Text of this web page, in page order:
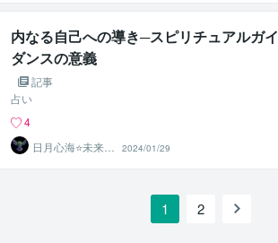
内なる自己への導き─スピリチュアルガイ
ダンスの意義
記事
占い
4
日月心海⭐未来灯
火
2024/01/29
1 2